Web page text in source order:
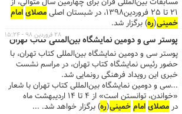
۲۱ تا ۲۵ فروردین۱۳۹۸، در شبستان اصلی
مصلایامام
خمینی(ره) برگزار شد.
پوستر سی و دومین نمایشگاه بین‌المللی کتاب تهران
پوستر سی و دومین نمایشگاه بین‌المللی کتاب تهران، با
حضور رئیس نمایشگاه کتاب تهران، در مراسم نشست
خبری این رویداد فرهنگی رونمایی شد.
...سی و دومین نمایشگاه بین‌المللی کتاب تهران با شعار
«خواندن، توانستن است» از ۴ تا ۱۴ اردیبهشت ماه
درمصلایامامخمینی(ره) برگزار خواهد شد. ...
۲۸ فروردین ۹۸ - ۱۵:۲۴